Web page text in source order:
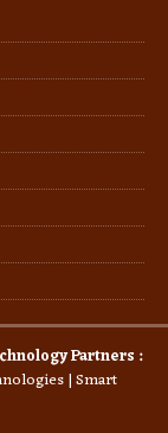
Partners :
| Smart